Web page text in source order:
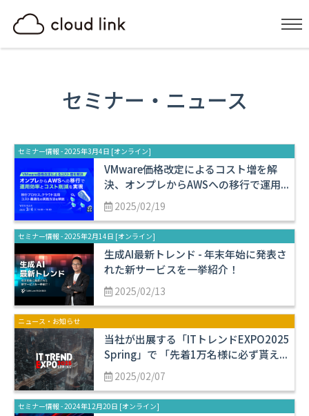
セミナー・ニュース
セミナー情報 - 2025年3月4日 [オンライン]
VMware価格改定によるコスト増を解
決、オンプレからAWSへの移行で運用...
2025/02/19
セミナー情報 - 2025年2月14日 [オンライン]
生成AI最新トレンド - 年末年始に発表さ
れた新サービスを一挙紹介！
2025/02/13
ニュース・お知らせ
当社が出展する「ITトレンドEXPO2025
Spring」で 「先着1万名様に必ず貰え...
2025/02/07
セミナー情報 - 2024年12月20日 [オンライン]